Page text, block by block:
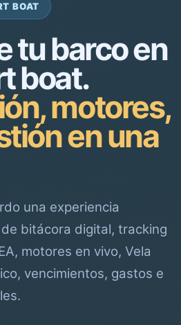
BOAT
tu barco en
boat.
motores,
en una
una experiencia
bitácora digital, tracking
motores en vivo, Vela
vencimientos, gastos e